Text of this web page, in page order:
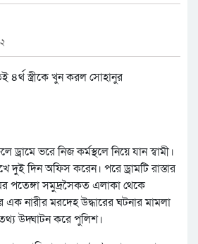
ড্রামে ভরে নিজ কর্মস্থলে নিয়ে যান স্বামী।
দুই দিন অফিস করেন। পরে ড্রামটি রাস্তার
পতেঙ্গা সমুদ্রসৈকত এলাকা থেকে
এক নারীর মরদেহ উদ্ধারের ঘটনার মামলা
উদ্ঘাটন করে পুলিশ।